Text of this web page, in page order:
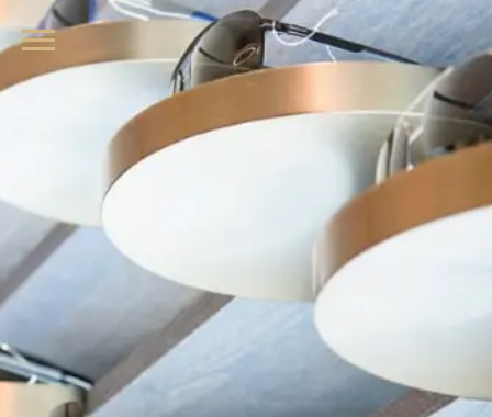
品牌眼鏡、精品墨鏡、名牌太陽眼